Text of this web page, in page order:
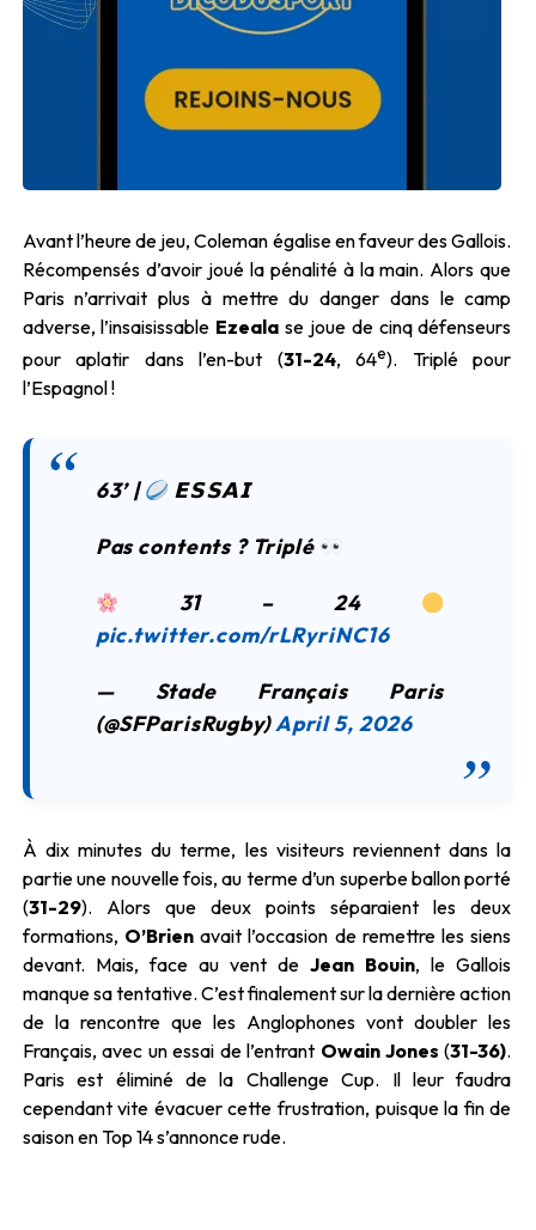
Avant l’heure de jeu, Coleman égalise en faveur des Gallois.
Récompensés d’avoir joué la pénalité à la main. Alors que
Paris n’arrivait plus à mettre du danger dans le camp
adverse, l’insaisissable Ezealase joue de cinq défenseurs
pour aplatir dans l’en-but (31-24, 64e). Triplé pour
l’Espagnol !
63’ | 𝗘𝗦𝗦𝗔𝗜
Pas contents ? Triplé
31 – 24
pic.twitter.com/rLRyriNC16
— Stade Français Paris
(@SFParisRugby)April 5, 2026
À dix minutes du terme, les visiteurs reviennent dans la
partie une nouvelle fois, au terme d’un superbe ballon porté
(31-29). Alors que deux points séparaient les deux
formations, O’Brienavait l’occasion de remettre les siens
devant. Mais, face au vent deJean Bouin, le Gallois
manque sa tentative. C’est finalement sur la dernière action
de la rencontre que les Anglophones vont doubler les
Français, avec un essai de l’entrant Owain Jones (31-36).
Paris est éliminé de la Challenge Cup. Il leur faudra
cependant vite évacuer cette frustration, puisque la fin de
saison en Top 14 s’annonce rude.